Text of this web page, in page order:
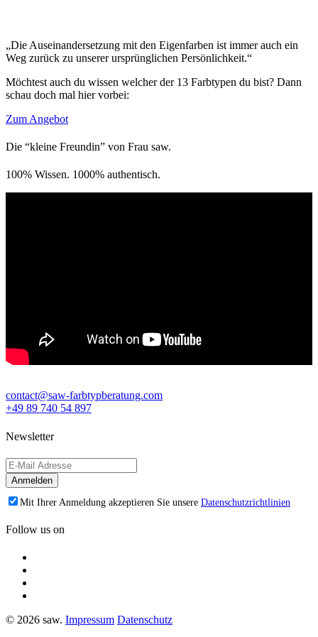
„Die Auseinandersetzung mit den Eigenfarben ist immer auch ein
Weg zurück zu unserer ursprünglichen Persönlichkeit.“
Möchtest auch du wissen welcher der 13 Farbtypen du bist? Dann
schau doch mal hier vorbei:
Zum Angebot
Die “kleine Freundin” von Frau saw.
100% Wissen. 1000% authentisch.
contact@saw-farbtypberatung.com
+49 89 740 54 897
Newsletter
Mit Ihrer Anmeldung akzeptieren Sie unsere Datenschutzrichtlinien
Follow us on
© 2026 saw. Impressum Datenschutz